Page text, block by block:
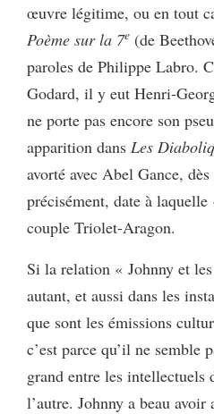
œuvre légitime, ou en tout
Poème sur la 7e (de
paroles de Philippe Labro.
Godard, il y eut Henri-
ne porte pas encore son
apparition dans Les
avorté avec Abel Gance,
précisément, date à
couple Triolet-Aragon.
Si la relation « Johnny et
autant, et aussi dans les
que sont les émissions
c’est parce qu’il ne semble
grand entre les intellectuels
l’autre. Johnny a beau